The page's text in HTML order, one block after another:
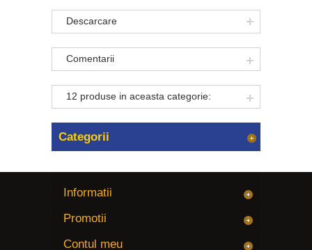
Descarcare
Comentarii
12 produse in aceasta categorie:
Categorii
Informatii
Promotii
Contul meu